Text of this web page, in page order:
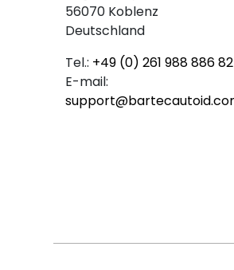
56070 Koblenz
Deutschland
Tel.: +49 (0) 261 988 886 82
E-mail: